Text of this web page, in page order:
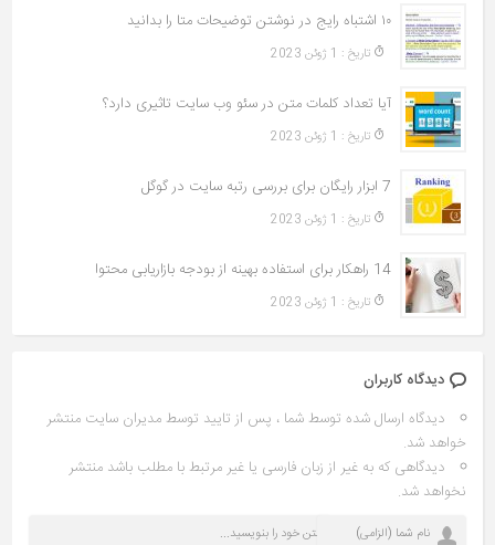
۱۰ اشتباه رایج در نوشتن توضیحات متا را بدانید
تاريخ : 1 ژوئن 2023
آیا تعداد کلمات متن در سئو وب سایت تاثیری دارد؟
تاريخ : 1 ژوئن 2023
7 ابزار رایگان برای بررسی رتبه سایت در گوگل
تاريخ : 1 ژوئن 2023
14 راهکار برای استفاده بهینه از بودجه بازاریابی محتوا
تاريخ : 1 ژوئن 2023
دیدگاه کاربران
دیدگاه ارسال شده توسط شما ، پس از تایید توسط مدیران سایت منتشر
خواهد شد.
دیدگاهی که به غیر از زبان فارسی یا غیر مرتبط با مطلب باشد منتشر
نخواهد شد.